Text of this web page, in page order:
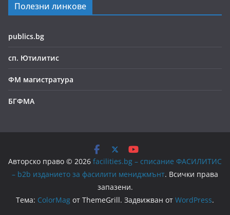
Полезни линкове
publics.bg
сп. Ютилитис
ФМ магистратура
БГФМА
Авторско право © 2026 facilities.bg – списание ФАСИЛИТИС
– b2b изданието за фасилити мениджмънт. Всички права
запазени.
Тема: ColorMag от ThemeGrill. Задвижван от WordPress.